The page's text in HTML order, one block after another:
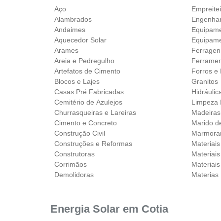
Aço
Alambrados
Andaimes
Aquecedor Solar
Arames
Areia e Pedregulho
Artefatos de Cimento
Blocos e Lajes
Casas Pré Fabricadas
Cemitério de Azulejos
Churrasqueiras e Lareiras
Cimento e Concreto
Construção Civil
Construções e Reformas
Construtoras
Corrimãos
Demolidoras
Forros e
Granitos
Limpeza
Marido
Materias
Energia Solar em Cotia